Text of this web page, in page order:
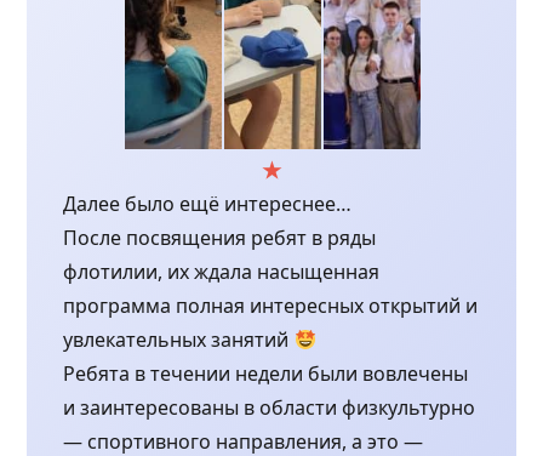
Далее было ещё интереснее…
После посвящения ребят в ряды
флотилии, их ждала насыщенная
программа полная интересных открытий и
увлекательных занятий
Ребята в течении недели были вовлечены
и заинтересованы в области физкультурно
— спортивного направления, а это —